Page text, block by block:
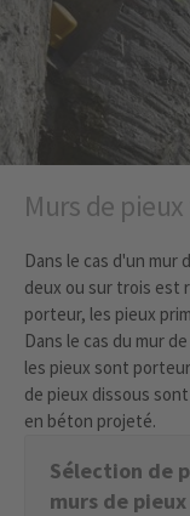
Murs de
Dans le cas d'un
deux ou sur trois est
porteur, les pieux
Dans le cas du mur
les pieux sont
de pieux dissous
en béton projeté.
Sélection de
murs de